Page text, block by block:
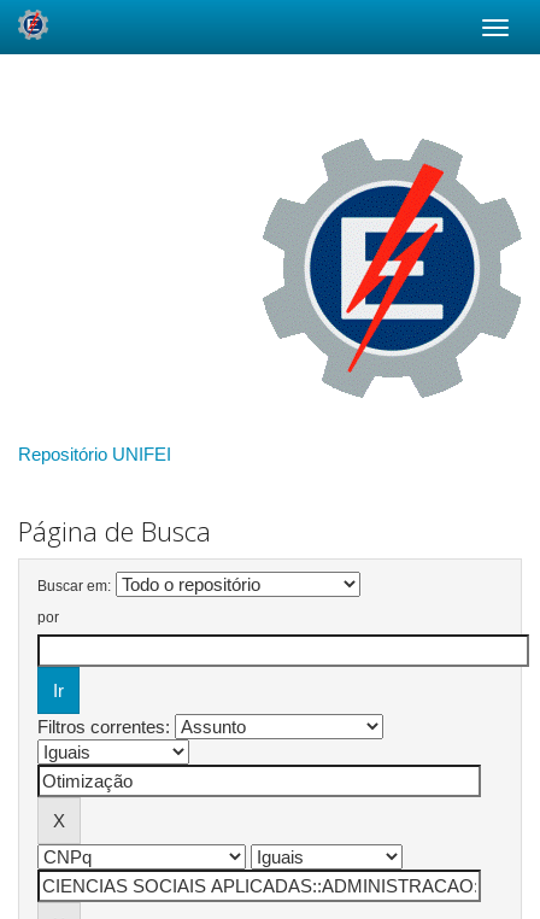
Repositório UNIFEI
Página de Busca
Buscar em:
por
Filtros correntes: